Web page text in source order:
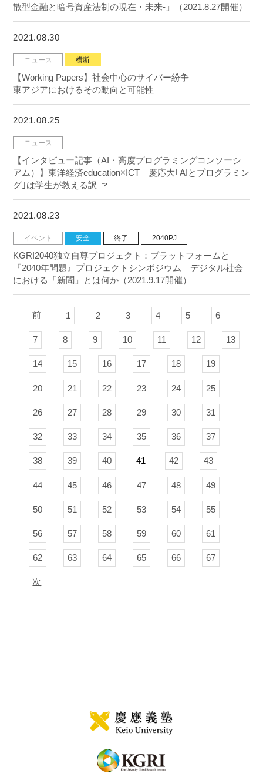
散型金融と暗号資産法制の現在・未来-」（2021.8.27開催）
2021.08.30
ニュース 横断
【Working Papers】社会中心のサイバー紛争
東アジアにおけるその動向と可能性
2021.08.25
ニュース
【インタビュー記事（AI・高度プログラミングコンソーシ
アム）】東洋経済education×ICT 慶応大｢AIとプログラミン
グ｣は学生が教える訳
2021.08.23
イベント 安全 終了 2040PJ
KGRI2040独立自尊プロジェクト：プラットフォームと
『2040年問題』プロジェクトシンポジウム デジタル社会
における「新聞」とは何か（2021.9.17開催）
前 1 2 3 4 5 6
7 8 9 10 11 12 13
14 15 16 17 18 19
20 21 22 23 24 25
26 27 28 29 30 31
32 33 34 35 36 37
38 39 40 41 42 43
44 45 46 47 48 49
50 51 52 53 54 55
56 57 58 59 60 61
62 63 64 65 66 67
次